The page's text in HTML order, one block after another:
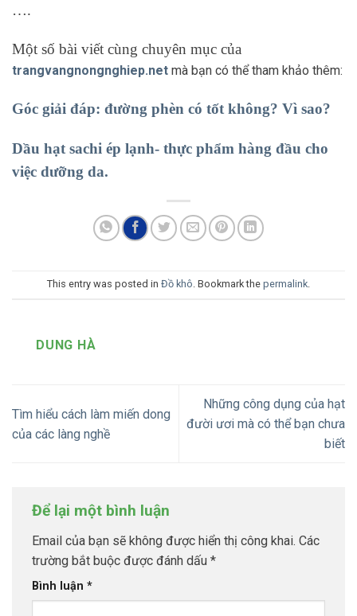
….
Một số bài viết cùng chuyên mục của
trangvangnongnghiep.net mà bạn có thể tham khảo thêm:
Góc giải đáp: đường phèn có tốt không? Vì sao?
Dầu hạt sachi ép lạnh- thực phẩm hàng đầu cho
việc dưỡng da.
This entry was posted in Đồ khô. Bookmark the permalink.
DUNG HÀ
Tìm hiểu cách làm miến dong
của các làng nghề
Những công dụng của hạt
đười ươi mà có thể bạn chưa
biết
Để lại một bình luận
Email của bạn sẽ không được hiển thị công khai. Các
trường bắt buộc được đánh dấu *
Bình luận *